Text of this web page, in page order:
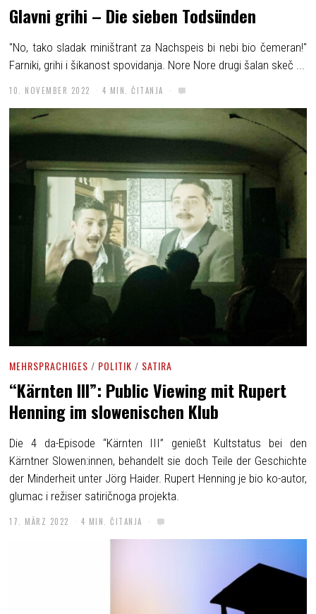
Glavni grihi – Die sieben Todsünden
"No, tako sladak miništrant za Nachspeis bi nebi bio čemeran!"
Farniki, grihi i šikanost spovidanja. Nore Nore drugi šalan skeč ...
10. NOVEMBER 2022 4 MIN. ČITANJA
MEHRSPRACHIGES / POLITIK / SATIRA
“Kärnten III”: Public Viewing mit Rupert
Henning im slowenischen Klub
Die 4 da-Episode “Kärnten III” genießt Kultstatus bei den
Kärntner Slowen:innen, behandelt sie doch Teile der Geschichte
der Minderheit unter Jörg Haider. Rupert Henning je bio ko-autor,
glumac i režiser satiričnoga projekta.
17. MÄRZ 2022 4 MIN. ČITANJA